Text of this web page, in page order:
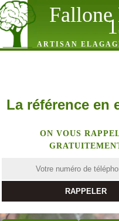
Fallone
ARTISAN
La référence en
ON VOUS